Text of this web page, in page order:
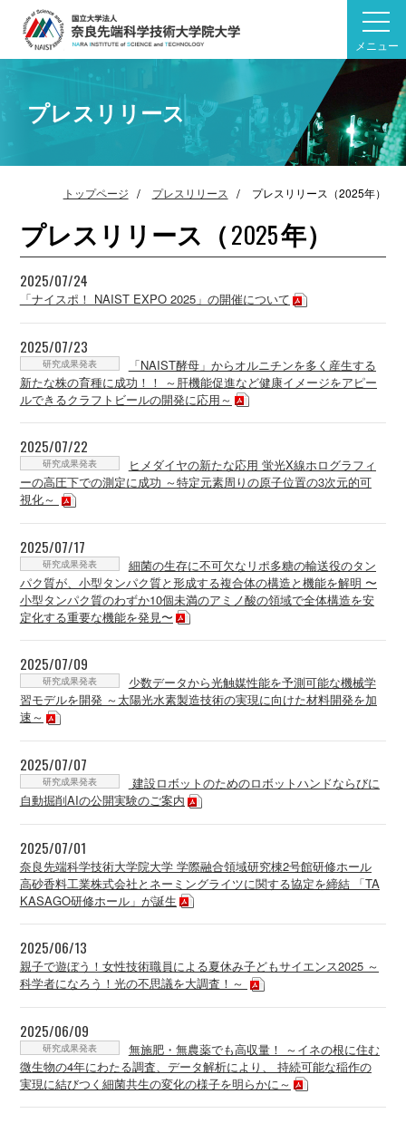
メニュー
プレスリリース
トップページ プレスリリース プレスリリース（2025年）
プレスリリース（2025年）
2025/07/24
「ナイスポ！ NAIST EXPO 2025」の開催について
2025/07/23
研究成果発表
「NAIST酵母」からオルニチンを多く産生する
新たな株の育種に成功！！ ～肝機能促進など健康イメージをアピー
ルできるクラフトビールの開発に応用～
2025/07/22
研究成果発表
ヒメダイヤの新たな応用 蛍光X線ホログラフィ
ーの高圧下での測定に成功 ～特定元素周りの原子位置の3次元的可
視化～
2025/07/17
研究成果発表
細菌の生存に不可欠なリポ多糖の輸送役のタン
パク質が、小型タンパク質と形成する複合体の構造と機能を解明 〜
小型タンパク質のわずか10個未満のアミノ酸の領域で全体構造を安
定化する重要な機能を発見〜
2025/07/09
研究成果発表
少数データから光触媒性能を予測可能な機械学
習モデルを開発 ～太陽光水素製造技術の実現に向けた材料開発を加
速～
2025/07/07
研究成果発表
建設ロボットのためのロボットハンドならびに
自動掘削AIの公開実験のご案内
2025/07/01
奈良先端科学技術大学院大学 学際融合領域研究棟2号館研修ホール
高砂香料工業株式会社とネーミングライツに関する協定を締結 「TA
KASAGO研修ホール」が誕生
2025/06/13
親子で遊ぼう！女性技術職員による夏休み子どもサイエンス2025 ～
科学者になろう！光の不思議を大調査！～
2025/06/09
研究成果発表
無施肥・無農薬でも高収量！ ～イネの根に住む
微生物の4年にわたる調査、データ解析により、 持続可能な稲作の
実現に結びつく細菌共生の変化の様子を明らかに～